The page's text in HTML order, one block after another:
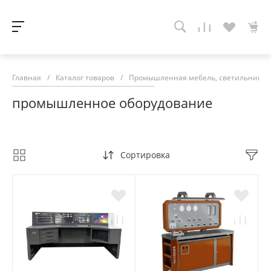
Главная / Каталог товаров / Промышленная мебель, светильники,
промышленное оборудование
Сортировка